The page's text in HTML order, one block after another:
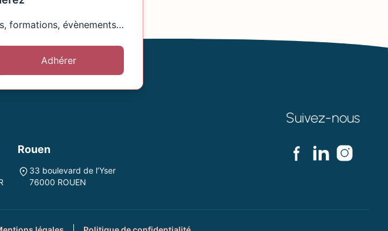
formations, évènements…
Adhérer
Rouen
33 boulevard de l’Yser
76000 ROUEN
Suivez-nous